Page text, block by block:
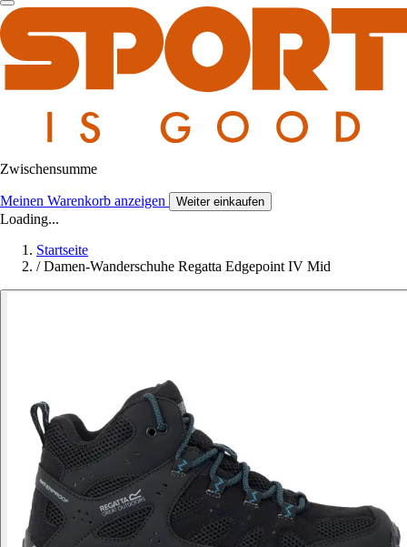
Zwischensumme
Meinen Warenkorb anzeigen Weiter einkaufen
Loading...
Startseite
/ Damen-Wanderschuhe Regatta Edgepoint IV Mid